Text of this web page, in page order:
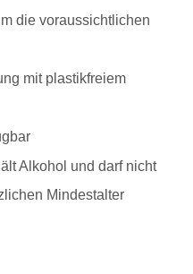
die voraussichtlichen
mit plastikfreiem
Alkohol und darf nicht
Mindestalter